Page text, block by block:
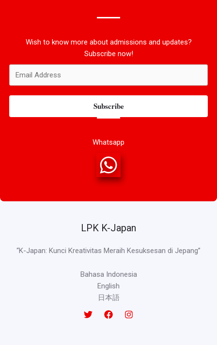
Wish to know more about admissions and updates?
Subscribe now!
Subscribe
Whatsapp
LPK K-Japan
“K-Japan: Kunci Kreativitas Meraih Kesuksesan di Jepang”
Bahasa Indonesia
English
日本語